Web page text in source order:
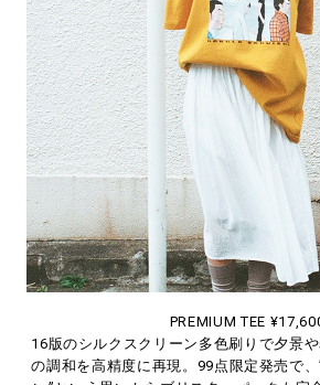
PREMIUM TEE
16版のシルクスクリーン多色刷りで夕景
の調和を高精度に再現。99点限定発売で